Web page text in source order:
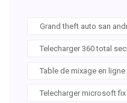
Grand theft auto san
Telecharger 360 total
Table de mixage en
Telecharger microsoft